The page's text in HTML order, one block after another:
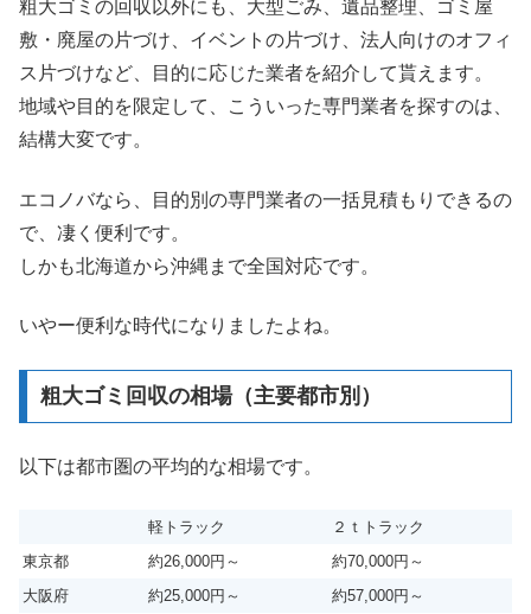
粗大ゴミの回収以外にも、大型ごみ、遺品整理、ゴミ屋
敷・廃屋の片づけ、イベントの片づけ、法人向けのオフィ
ス片づけなど、目的に応じた業者を紹介して貰えます。
地域や目的を限定して、こういった専門業者を探すのは、
結構大変です。
エコノバなら、目的別の専門業者の一括見積もりできるの
で、凄く便利です。
しかも北海道から沖縄まで全国対応です。
いやー便利な時代になりましたよね。
粗大ゴミ回収の相場（主要都市別）
以下は都市圏の平均的な相場です。
軽トラック
２ｔトラック
東京都
約26,000円～
約70,000円～
大阪府
約25,000円～
約57,000円～